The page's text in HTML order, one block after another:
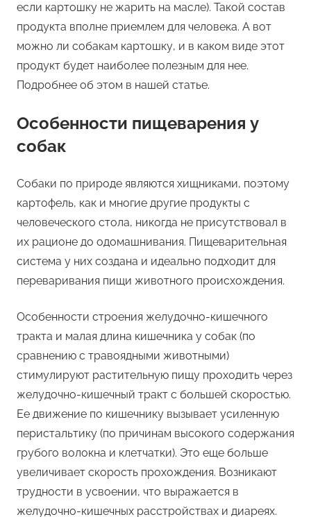
если картошку не жарить на масле). Такой состав
продукта вполне приемлем для человека. А вот
можно ли собакам картошку, и в каком виде этот
продукт будет наиболее полезным для нее.
Подробнее об этом в нашей статье.
Особенности пищеварения у
собак
Собаки по природе являются хищниками, поэтому
картофель, как и многие другие продукты с
человеческого стола, никогда не присутствовал в
их рационе до одомашнивания. Пищеварительная
система у них создана и идеально подходит для
переваривания пищи животного происхождения.
Особенности строения желудочно-кишечного
тракта и малая длина кишечника у собак (по
сравнению с травоядными животными)
стимулируют растительную пищу проходить через
желудочно-кишечный тракт с большей скоростью.
Ее движение по кишечнику вызывает усиленную
перистальтику (по причинам высокого содержания
грубого волокна и клетчатки). Это еще больше
увеличивает скорость прохождения. Возникают
трудности в усвоении, что выражается в
желудочно-кишечных расстройствах и диареях.